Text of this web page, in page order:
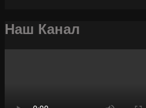
Наш Канал